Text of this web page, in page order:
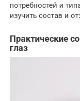
потребностей и
изучить состав и
Практические
глаз